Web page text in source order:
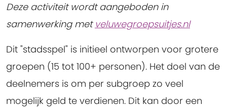
Deze activiteit wordt aangeboden in
samenwerking metveluwegroepsuitjes.nl
Dit "stadsspel" is initieel ontworpen voor grotere
groepen (15 tot 100+ personen). Het doel van de
deelnemers is om per subgroep zo veel
mogelijk geld te verdienen. Dit kan door een